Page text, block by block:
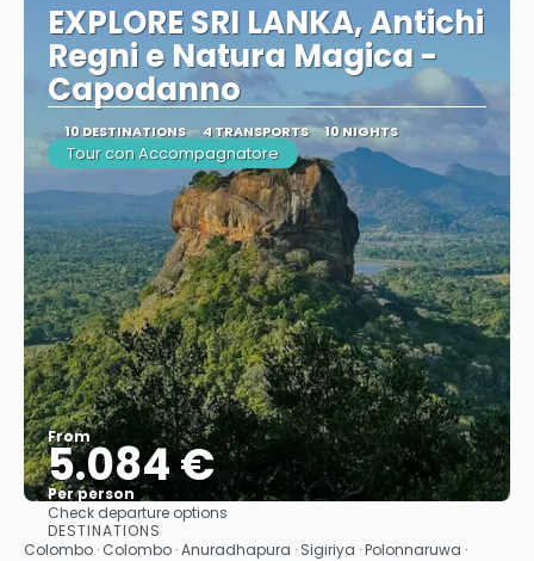
EXPLORE SRI LANKA, Antichi
Regni e Natura Magica -
Capodanno
10 DESTINATIONS 4 TRANSPORTS 10 NIGHTS
Tour con Accompagnatore
From
5.084 €
Per person
Check departure options
DESTINATIONS
Colombo · Colombo · Anuradhapura · Sigiriya · Polonnaruwa ·